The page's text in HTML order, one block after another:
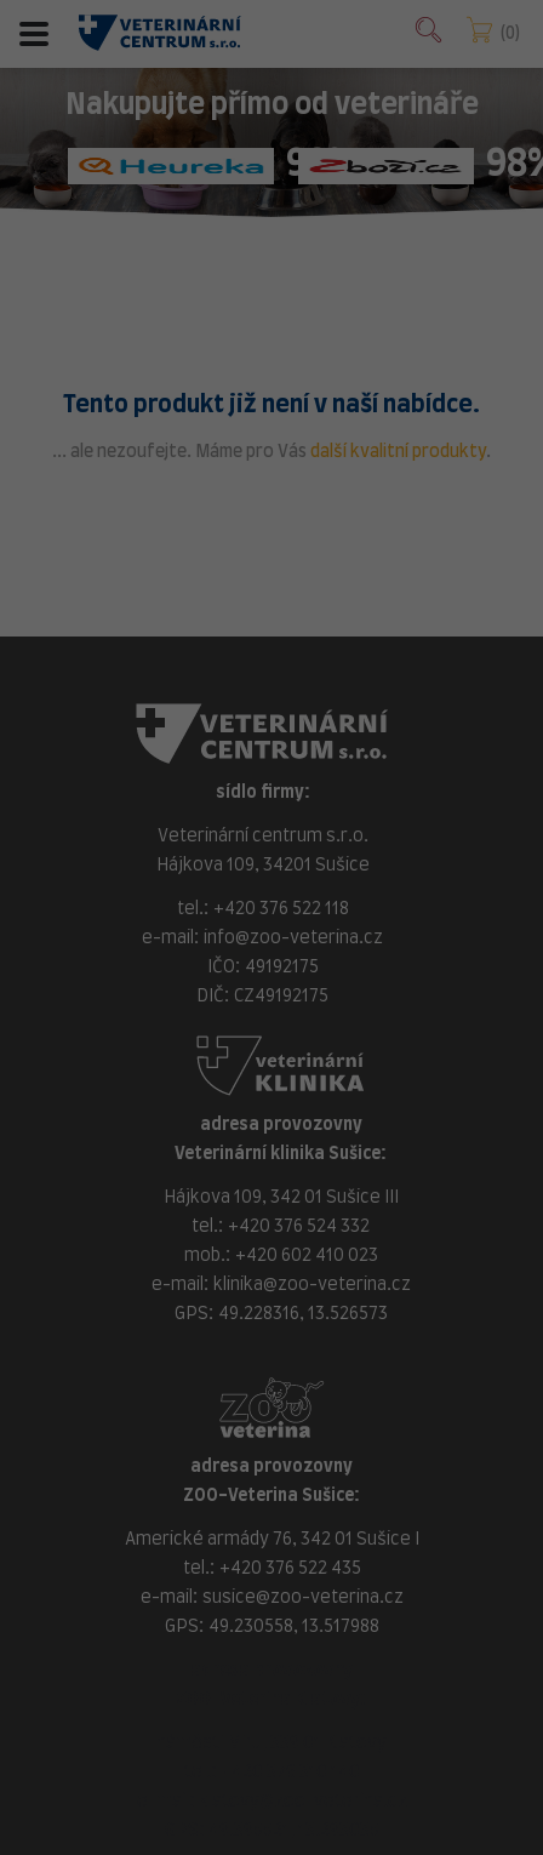
0
Nakupujte přímo od veterináře
98%
Tento produkt již není v naší nabídce.
... ale nezoufejte. Máme pro Vás další kvalitní produkty.
sídlo firmy:
Veterinární centrum s.r.o.
Hájkova 109, 34201 Sušice
tel.: +420 376 522 118
e-mail:
info@zoo-veterina.cz
IČO: 49192175
DIČ: CZ49192175
adresa provozovny
Veterinární klinika Sušice:
Hájkova 109, 342 01 Sušice III
tel.: +420 376 524 332
mob.: +420 602 410 023
e-mail: klinika@zoo-veterina.cz
GPS: 49.228316, 13.526573
adresa provozovny
ZOO-Veterina Sušice:
Americké armády 76, 342 01 Sušice I
tel.: +420 376 522 435
e-mail: susice@zoo-veterina.cz
GPS: 49.230558, 13.517988